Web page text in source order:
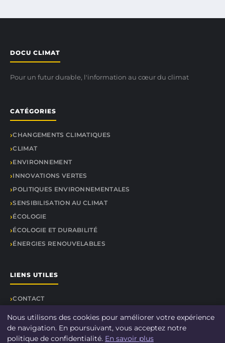
DOCU CLIMAT
Pour un futur durable, l'information au cœur du climat
CATÉGORIES
CHANGEMENTS CLIMATIQUES
CLIMAT
ENVIRONNEMENT
INNOVATIONS VERTES
POLITIQUES ENVIRONNEMENTALES
SENSIBILISATION AU CLIMAT
ÉCOLOGIE
ÉCOLOGIE ET DURABILITÉ
ÉNERGIES RENOUVELABLES
LIENS UTILES
CONTACT
Nous utilisons des cookies pour améliorer votre expérience
de navigation. En poursuivant, vous acceptez notre
politique de confidentialité. En savoir plus